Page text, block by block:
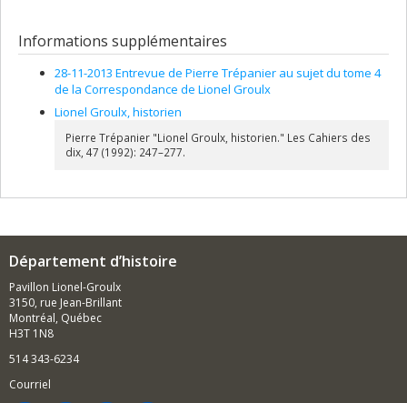
Informations supplémentaires
28-11-2013 Entrevue de Pierre Trépanier au sujet du tome 4
de la Correspondance de Lionel Groulx
Lionel Groulx, historien
Pierre Trépanier "Lionel Groulx, historien." Les Cahiers des
dix, 47 (1992): 247–277.
Département d’histoire
Pavillon Lionel-Groulx
3150, rue Jean-Brillant
Montréal, Québec
H3T 1N8
514 343-6234
Courriel